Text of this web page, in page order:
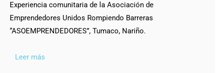
Experiencia comunitaria de la Asociación de
Emprendedores Unidos Rompiendo Barreras
“ASOEMPRENDEDORES”, Tumaco, Nariño.
Leer más